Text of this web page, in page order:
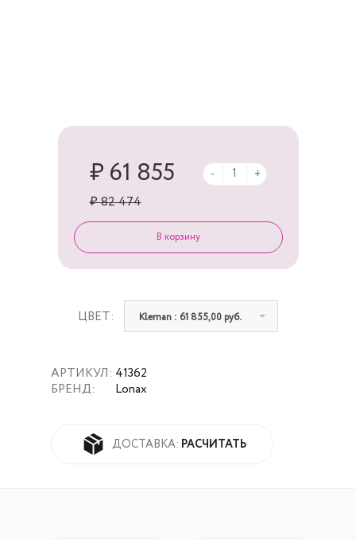
АРТИКУЛ:
БРЕНД:
41362
Lonax
ДОСТАВКА: РАСЧИТАТЬ
ЦВЕТ: Kleman : 61 855,00 руб.
₽ 61 855
₽ 82 474
- +